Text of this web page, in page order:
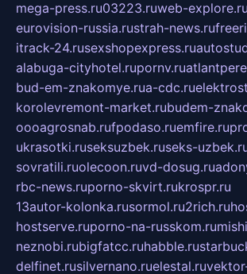
mega-press.ru03223.ruweb-explore.ru
eurovision-russia.rustrah-news.ru
itrack-24.rusexshopexpress.ru
alabuga-cityhotel.rupornv.ru
bud-em-znakomye.rua-cdc.ru
korolevremont-market.rubudem-
oooagrosnab.rufpodaso.ruemfire.ru
ukrasotki.ruseksuzbek.ruseks-
sovratili.ruolecoon.ruvd-dosug.ru
rbc-news.ruporno-skvirt.rukrospr.ru
13autor-kolonka.rusormol.ru2rich.ru
hostserve.ruporno-na-russkom.ru
neznobi.rubigfatcc.ruhabble.ru
delfinet.rusilvernano.ruelestal.ru